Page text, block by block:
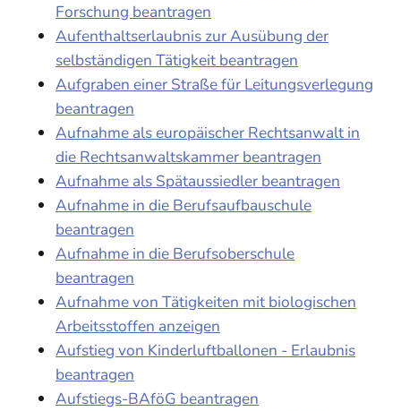
Forschung beantragen
Aufenthaltserlaubnis zur Ausübung der
selbständigen Tätigkeit beantragen
Aufgraben einer Straße für Leitungsverlegung
beantragen
Aufnahme als europäischer Rechtsanwalt in
die Rechtsanwaltskammer beantragen
Aufnahme als Spätaussiedler beantragen
Aufnahme in die Berufsaufbauschule
beantragen
Aufnahme in die Berufsoberschule
beantragen
Aufnahme von Tätigkeiten mit biologischen
Arbeitsstoffen anzeigen
Aufstieg von Kinderluftballonen - Erlaubnis
beantragen
Aufstiegs-BAföG beantragen